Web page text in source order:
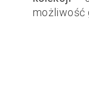
możliwość